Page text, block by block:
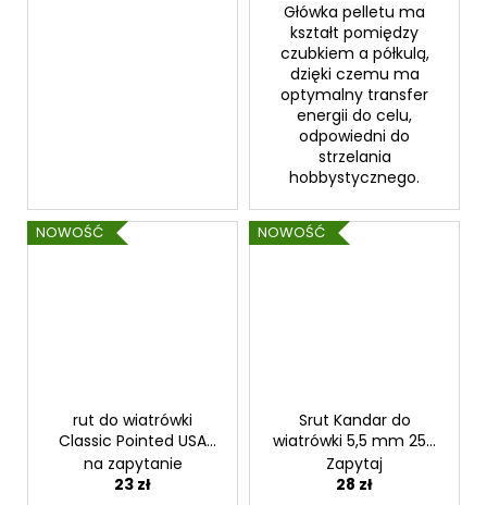
Główka pelletu ma
kształt pomiędzy
czubkiem a półkulą,
dzięki czemu ma
optymalny transfer
energii do celu,
odpowiedni do
strzelania
hobbystycznego.
NOWOŚĆ
rut do wiatrówki
Classic Pointed USA
4.5mm 500szt
na zapytanie
23 zł
NOWOŚĆ
Srut Kandar do
wiatrówki 5,5 mm 250
szt. - okrągłe
(grzybek)
Zapytaj
28 zł